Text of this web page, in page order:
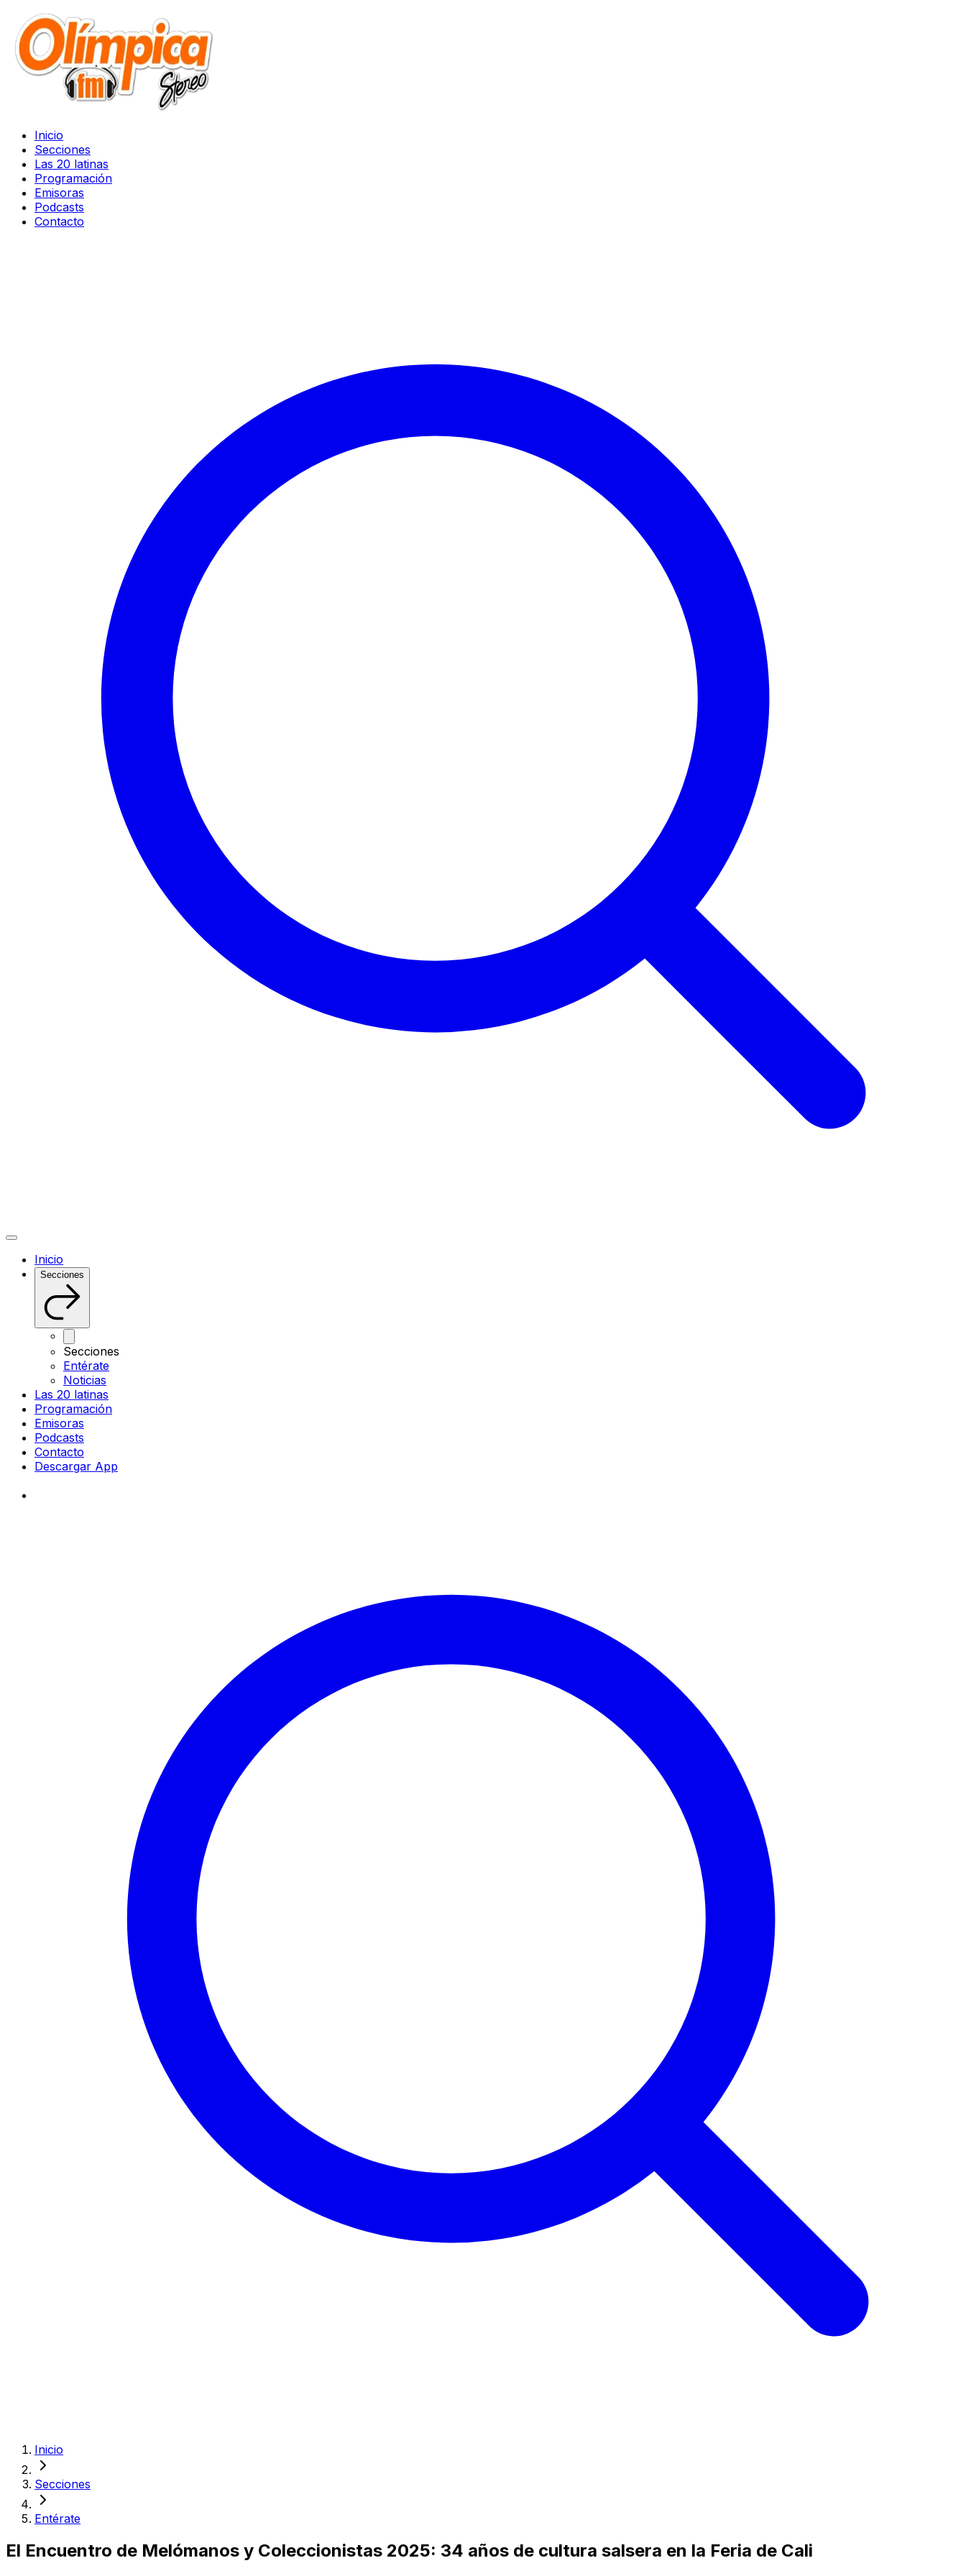
Inicio
Secciones
Las 20 latinas
Programación
Emisoras
Podcasts
Contacto
Inicio
Secciones
Secciones
Entérate
Noticias
Las 20 latinas
Programación
Emisoras
Podcasts
Contacto
Descargar App
Inicio
Secciones
Entérate
El Encuentro de Melómanos y Coleccionistas 2025: 34 años de cultura salsera en la Feria de Cali